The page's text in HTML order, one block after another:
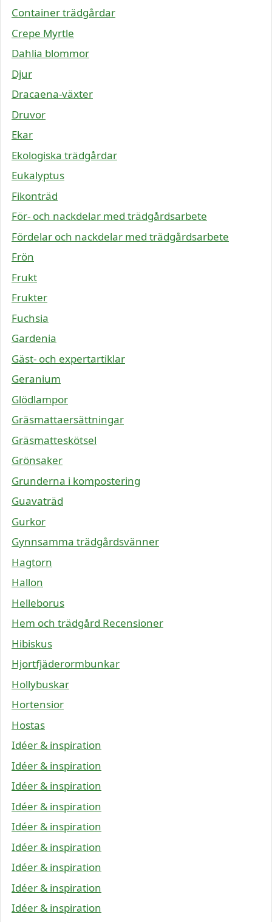
Container trädgårdar
Crepe Myrtle
Dahlia blommor
Djur
Dracaena-växter
Druvor
Ekar
Ekologiska trädgårdar
Eukalyptus
Fikonträd
För- och nackdelar med trädgårdsarbete
Fördelar och nackdelar med trädgårdsarbete
Frön
Frukt
Frukter
Fuchsia
Gardenia
Gäst- och expertartiklar
Geranium
Glödlampor
Gräsmattaersättningar
Gräsmatteskötsel
Grönsaker
Grunderna i kompostering
Guavaträd
Gurkor
Gynnsamma trädgårdsvänner
Hagtorn
Hallon
Helleborus
Hem och trädgård Recensioner
Hibiskus
Hjortfjäderormbunkar
Hollybuskar
Hortensior
Hostas
Idéer & inspiration
Idéer & inspiration
Idéer & inspiration
Idéer & inspiration
Idéer & inspiration
Idéer & inspiration
Idéer & inspiration
Idéer & inspiration
Idéer & inspiration